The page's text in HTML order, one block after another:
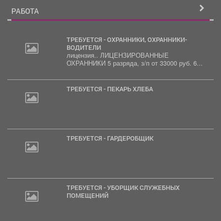
РАБОТА
ТРЕБУЕТСЯ - ОХРАННИКИ, ОХРАННИКИ-
ВОДИТЕЛИ
лицензия.. ЛИЦЕНЗИРОВАННЫЕ
ОХРАННИКИ 5 разряда, з/п от 33000 руб. 6...
ТРЕБУЕТСЯ - ПЕКАРЬ ХЛЕБА
ТРЕБУЕТСЯ - ГАРДЕРОБЩИК
ТРЕБУЕТСЯ - УБОРЩИК СЛУЖЕБНЫХ
ПОМЕЩЕНИЙ